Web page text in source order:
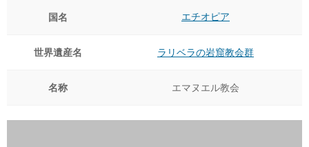
国名 エチオピア
世界遺産名 ラリベラの岩窟教会群
名称 エマヌエル教会